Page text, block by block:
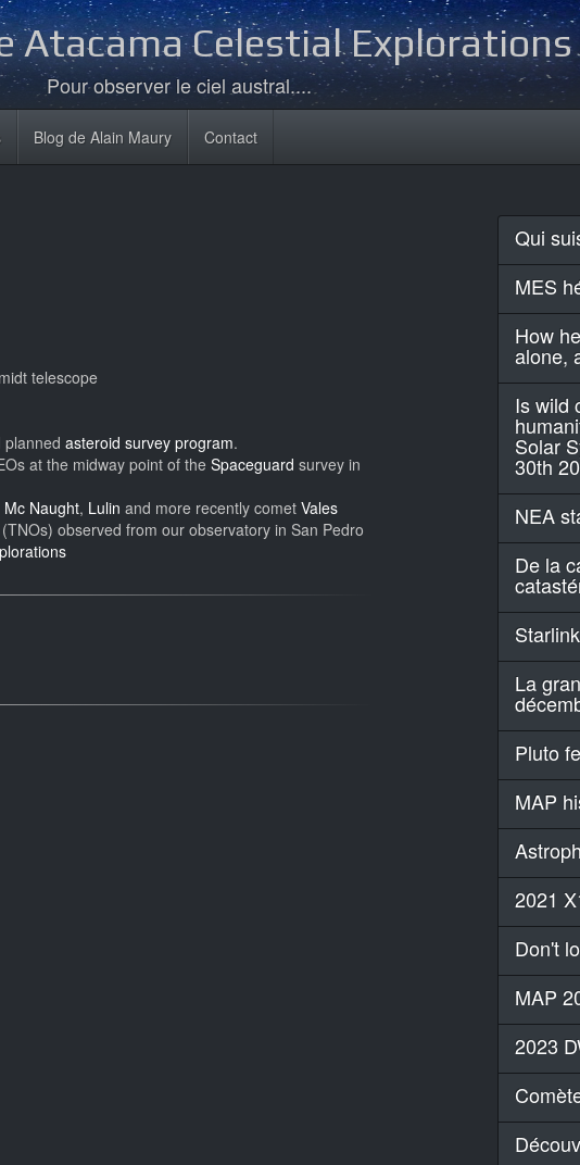
Atacama Celestial Explorations
Pour observer le ciel austral....
Blog de Alain Maury Contact
telescope
asteroid survey program.
at the midway point of the Spaceguard survey in
Mc Naught, Lulin and more recently comet Vales
observed from our observatory in San Pedro
Qui
MES
How
alone,
Is wild
Solar
30th
NEA
De la
La
Pluto
MAP
2021
Don't
MAP
2023